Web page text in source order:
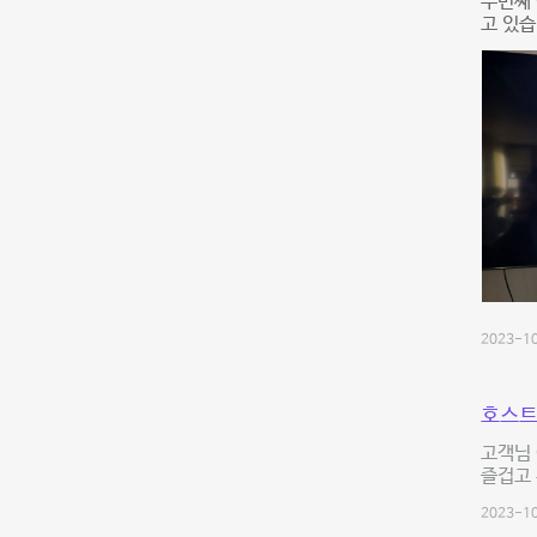
고 있
2023-
호스
고객님
즐겁고
2023-